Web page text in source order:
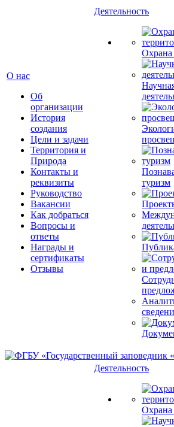
О нас
Об
организации
История
создания
Цели и задачи
Территория и
Природа
Контакты и
реквизиты
Руководство
Вакансии
Как добраться
Вопросы и
ответы
Награды и
сертификаты
Отзывы
Деятельность
Охрана
туризм
Деятельность
Охрана